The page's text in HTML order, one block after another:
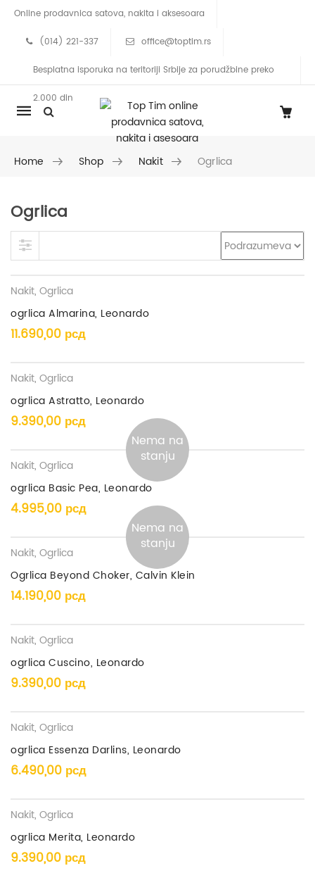
Online prodavnica satova, nakita i aksesoara
(014) 221-337 office@toptim.rs
Besplatna isporuka na teritoriji Srbije za porudžbine preko
2.000 din
Mobile
Home Shop Nakit Ogrlica
Skip to content
Ogrlica
Nakit, Ogrlica
ogrlica Almarina, Leonardo
11.690,00 рсд
Nakit, Ogrlica
ogrlica Astratto, Leonardo
9.390,00 рсд
Nema na
stanju
Nakit, Ogrlica
ogrlica Basic Pea, Leonardo
4.995,00 рсд
Nema na
stanju
Nakit, Ogrlica
Ogrlica Beyond Choker, Calvin Klein
14.190,00 рсд
Nakit, Ogrlica
ogrlica Cuscino, Leonardo
9.390,00 рсд
Nakit, Ogrlica
ogrlica Essenza Darlins, Leonardo
6.490,00 рсд
Nakit, Ogrlica
ogrlica Merita, Leonardo
9.390,00 рсд